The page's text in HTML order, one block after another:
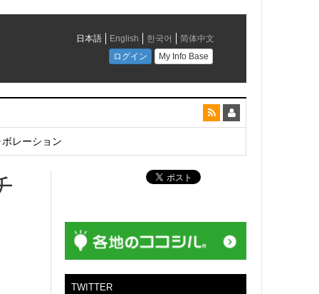
レーション
TWITTER